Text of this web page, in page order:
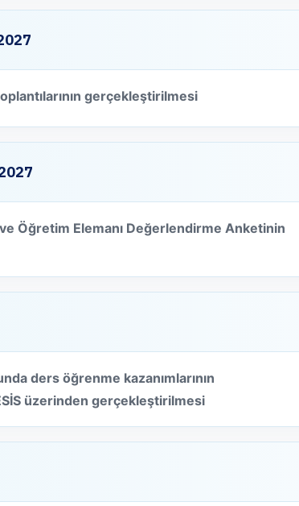
gerçekleştirilmesi
ve Öğretim Elemanı Değerlendirme Anketinin
ders öğrenme kazanımlarının
üzerinden gerçekleştirilmesi